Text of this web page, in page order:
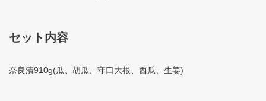
セット内容
奈良漬910g(瓜、胡瓜、守口大根、西瓜、生姜)